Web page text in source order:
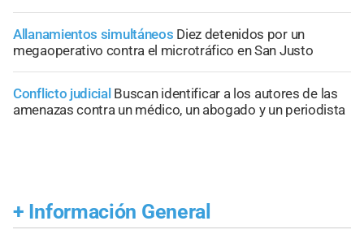
Allanamientos simultáneos Diez detenidos por un
megaoperativo contra el microtráfico en San Justo
Conflicto judicial Buscan identificar a los autores de las
amenazas contra un médico, un abogado y un periodista
+ Información General